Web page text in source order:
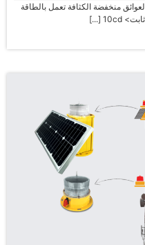
منخفضة الكثافة تعمل بالطاقة